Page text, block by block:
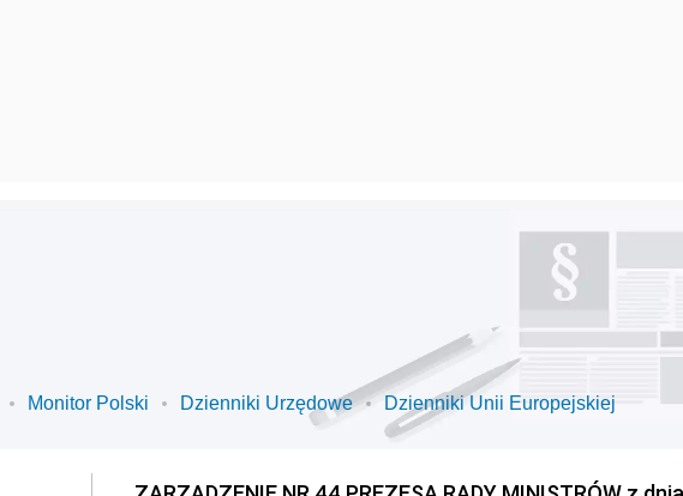
Monitor Polski Dzienniki Urzędowe Dzienniki Unii Europejskiej